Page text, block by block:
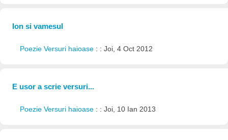
Ion si vamesul
Poezie Versuri haioase : : Joi, 4 Oct 2012
E usor a scrie versuri...
Poezie Versuri haioase : : Joi, 10 Ian 2013